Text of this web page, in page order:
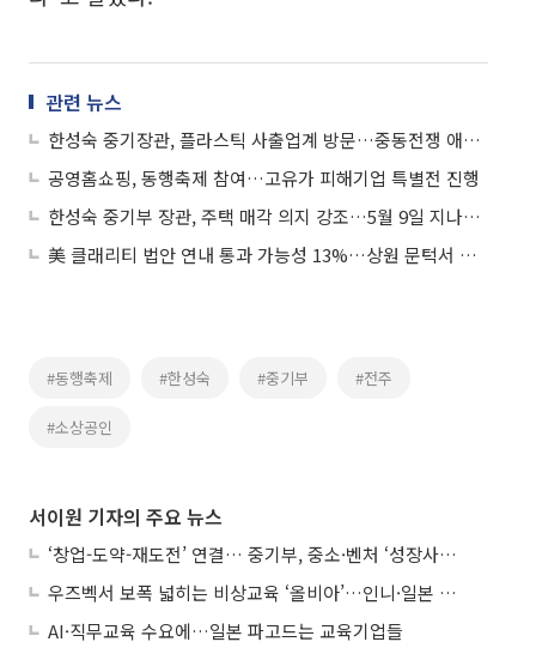
관련 뉴스
한성숙 중기장관, 플라스틱 사출업계 방문…중동전쟁 애로 점검
공영홈쇼핑, 동행축제 참여…고유가 피해기업 특별전 진행
한성숙 중기부 장관, 주택 매각 의지 강조…5월 9일 지나도 판다
美 클래리티 법안 연내 통과 가능성 13%…상원 문턱서 제동
#동행축제 #한성숙 #중기부 #전주
#소상공인
서이원 기자의 주요 뉴스
‘창업-도약-재도전’ 연결… 중기부, 중소·벤처 ‘성장사다리’ 짓는다
우즈벡서 보폭 넓히는 비상교육 ‘올비아’…인니·일본 진출 타진
AI·직무교육 수요에…일본 파고드는 교육기업들